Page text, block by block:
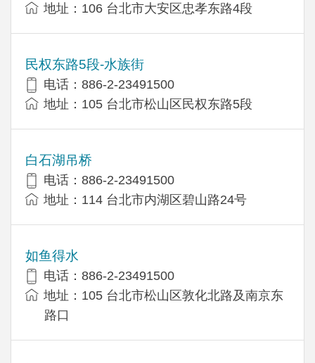
地址：106 台北市大安区忠孝东路4段
民权东路5段-水族街
电话：886-2-23491500
地址：105 台北市松山区民权东路5段
白石湖吊桥
电话：886-2-23491500
地址：114 台北市内湖区碧山路24号
如鱼得水
电话：886-2-23491500
地址：105 台北市松山区敦化北路及南京东
路口